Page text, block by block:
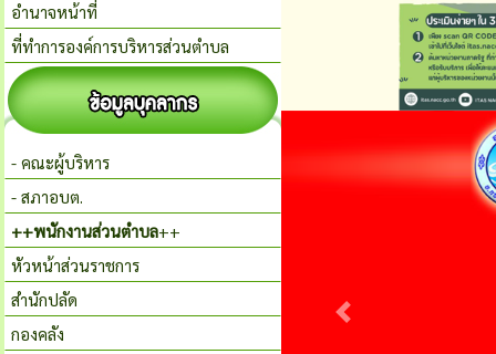
อำนาจหน้าที่
ที่ทำการองค์การบริหารส่วนตำบล
- คณะผู้บริหาร
- สภาอบต.
++พนักงานส่วนตำบล++
หัวหน้าส่วนราชการ
สำนักปลัด
กองคลัง